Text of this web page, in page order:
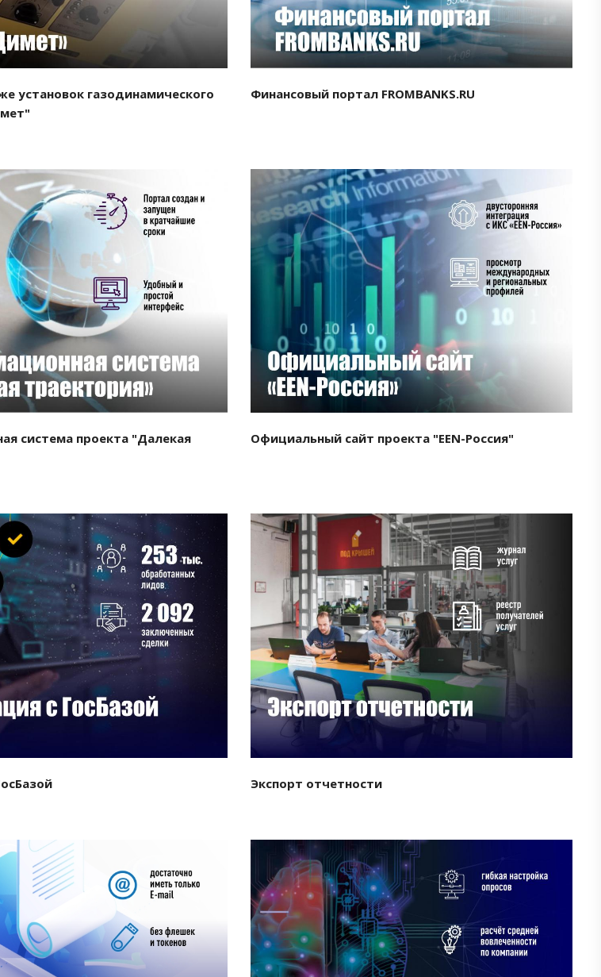
установок газодинамического
Финансовый портал FROMBANKS.RU
Смотреть проект
система проекта "Далекая
Смотреть проект
Официальный сайт проекта "EEN-Россия"
Смотреть проект Смотреть проект
Экспорт отчетности
Смотреть проект Смотреть проект